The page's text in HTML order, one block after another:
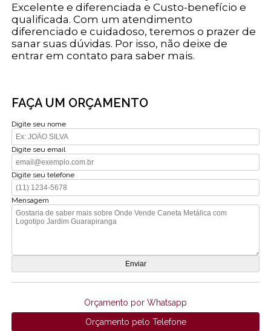
Excelente e diferenciada e Custo-benefício e
qualificada. Com um atendimento
diferenciado e cuidadoso, teremos o prazer de
sanar suas dúvidas. Por isso, não deixe de
entrar em contato para saber mais.
FAÇA UM ORÇAMENTO
Digite seu nome
Digite seu email
Digite seu telefone
Mensagem
Orçamento por Whatsapp
Orçamento pelo Telefone